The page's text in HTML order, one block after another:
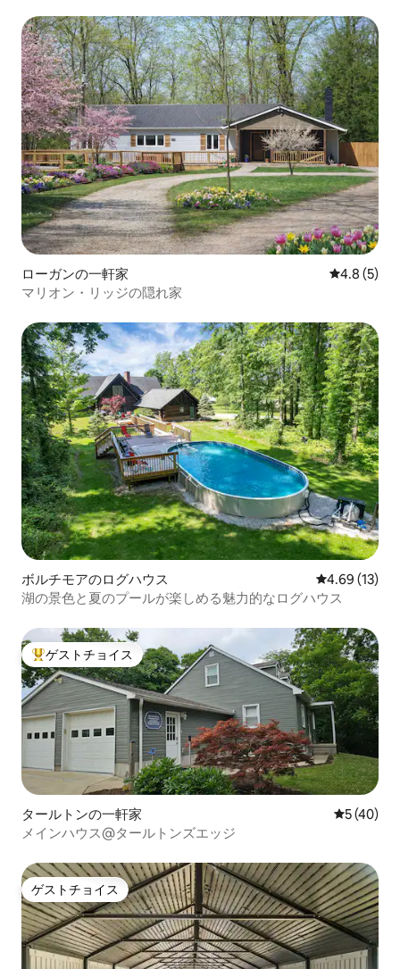
ローガンの一軒家 レビュー5
4.8 (5)
マリオン・リッジの隠れ家
ボルチモアのログハウス レビュー13
4.69 (13)
湖の景色と夏のプールが楽しめる魅力的なログハウス
大好評のゲストチョイスです。
ゲストチョイス
タールトンの一軒家 レビュー
5 (40)
メインハウス@タールトンズエッジ
ゲストチョイス
ゲストチョイス